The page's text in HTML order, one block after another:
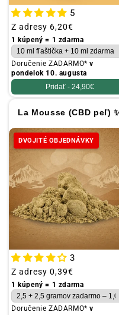
5
Obvyklá
cena
Z adresy 6,20€
1 kúpený = 1 zdarma
Doručenie ZADARMO*v
pondelok 10. augusta
Pridať - 24,90€
La Mousse (CBD peľ)
DVOJITÉ OBJEDNÁVKY
3
Obvyklá
cena
Z adresy 0,39€
1 kúpený = 1 zdarma
Doručenie ZADARMO*v